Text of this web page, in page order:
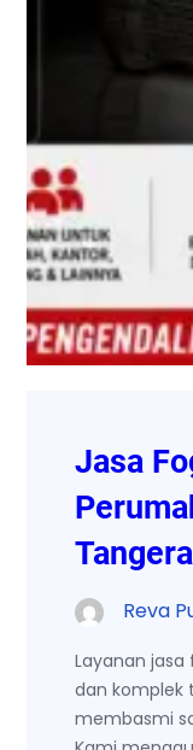
Jasa
Reva
Layanan
dan komplek
membasmi